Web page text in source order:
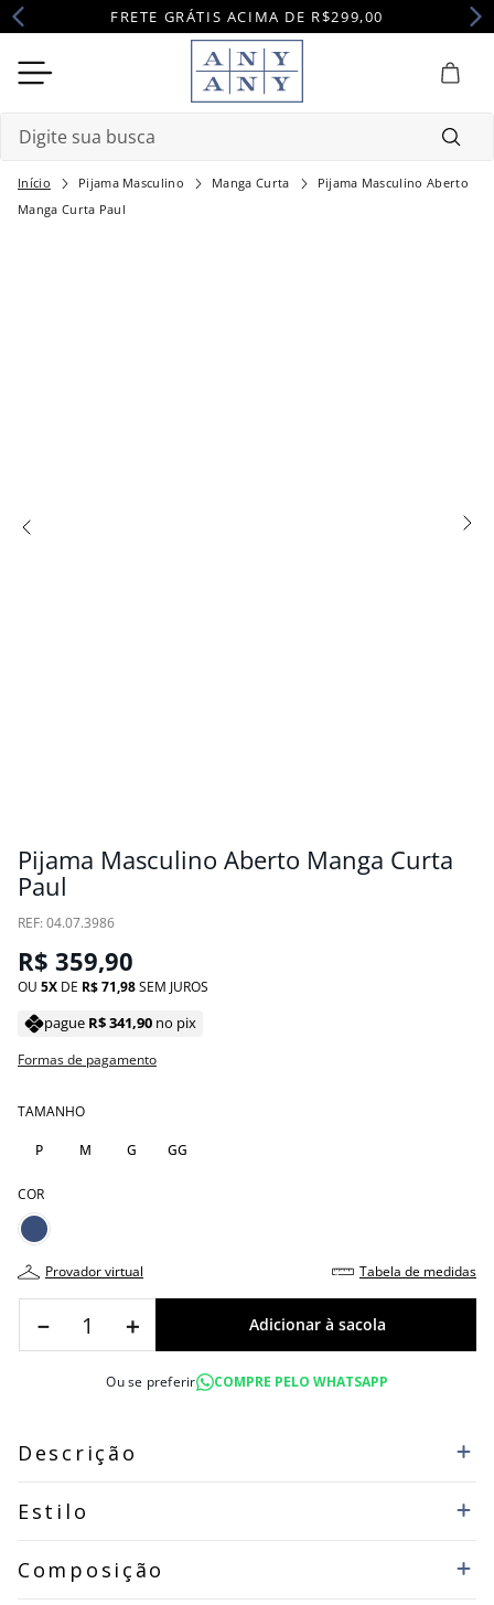
FRETE GRÁTIS ACIMA DE R$299,00
Pijama Masculino Manga Curta
Pijama Masculino Aberto
Manga Curta Paul
Pijama Masculino Aberto Manga Curta
Paul
: 04.07.3986
R$ 359,90
OU 5 DE R$71,98SEM JUROS
pague R$341,90 no pix
Formas de pagamento
TAMANHO
P M G GG
COR
provador virtual tabela de medidas
＋
－
Ou se preferir COMPRE PELO WHATSAPP
Descrição
Estilo
Composição
Termos mais buscados